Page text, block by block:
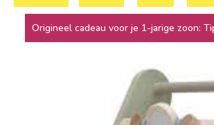
Origineel cadeau voor je 1-jarige zoon: